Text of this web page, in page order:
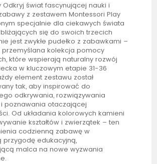
Odkryj świat fascynującej nauki i
z zestawem Montessori Play
specjalnie dla ciekawych świata
się do swoich trzecich
jest zwykłe pudełko z zabawkami –
przemyślana kolekcja pomocy
które wspierają naturalny rozwój
w kluczowym etapie 31-36
element zestawu został
tak, aby inspirować do
odkrywania, rozwiązywania
poznawania otaczającej
Od układania kolorowych kamieni
kształtów i zwierzątek – ten
codzienną zabawę w
przygodę edukacyjną,
malca na nowe wyzwania